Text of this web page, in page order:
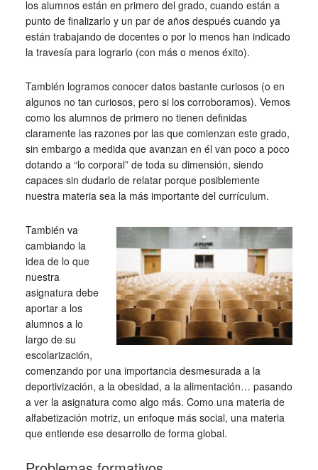
los alumnos están en primero del grado, cuando están a
punto de finalizarlo y un par de años después cuando ya
están trabajando de docentes o por lo menos han indicado
la travesía para lograrlo (con más o menos éxito).
También logramos conocer datos bastante curiosos (o en
algunos no tan curiosos, pero si los corroboramos). Vemos
como los alumnos de primero no tienen definidas
claramente las razones por las que comienzan este grado,
sin embargo a medida que avanzan en él van poco a poco
dotando a “lo corporal” de toda su dimensión, siendo
capaces sin dudarlo de relatar porque posiblemente
nuestra materia sea la más importante del currículum.
También va
cambiando la
idea de lo que
nuestra
asignatura debe
aportar a los
alumnos a lo
largo de su
escolarización,
comenzando por una importancia desmesurada a la
deportivización, a la obesidad, a la alimentación… pasando
a ver la asignatura como algo más. Como una materia de
alfabetización motriz, un enfoque más social, una materia
que entiende ese desarrollo de forma global.